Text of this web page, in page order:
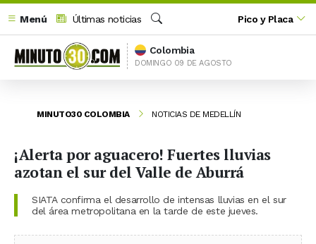
Menú
Últimas noticias
Buscar
Pico y Placa
Colombia
DOMINGO 09 DE AGOSTO
MINUTO30 COLOMBIA NOTICIAS DE MEDELLÍN
¡Alerta por aguacero! Fuertes lluvias
azotan el sur del Valle de Aburrá
SIATA confirma el desarrollo de intensas lluvias en el sur
del área metropolitana en la tarde de este jueves.